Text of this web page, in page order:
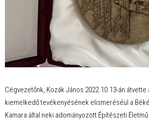
Cégvezetőnk, Kozák János 2022.10.13-án
kiemelkedő tevékenyésének elismeréséül a
Kamara által neki adományozott Építészeti